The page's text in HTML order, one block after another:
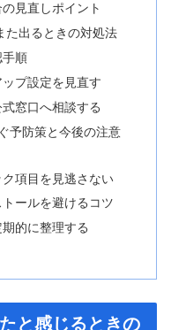
見直しポイント
た出るときの対処法
順
プ設定を見直す
窓口へ相談する
予防策と今後の注意
項目を見逃さない
ールを避けるコツ
的に整理する
と感じるときの